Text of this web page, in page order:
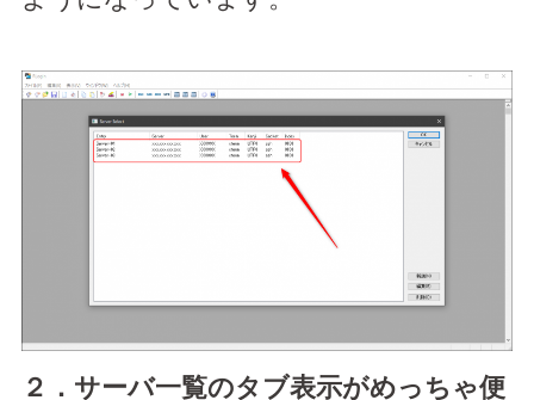
２．サーバ一覧のタブ表示がめっちゃ便